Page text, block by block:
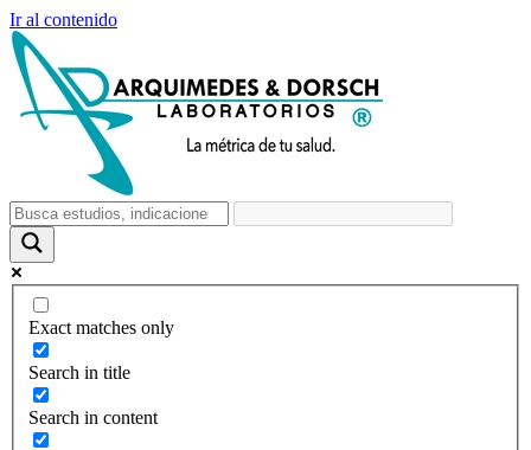
Ir al contenido
Exact matches only
Search in title
Search in content